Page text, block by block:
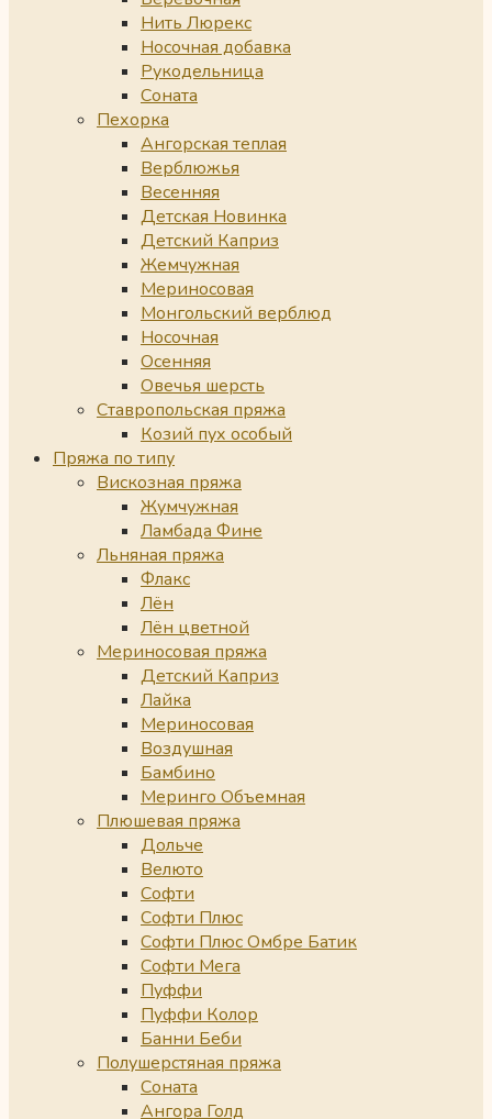
Нить Люрекс
Носочная добавка
Рукодельница
Соната
Пехорка
Ангорская теплая
Верблюжья
Весенняя
Детская Новинка
Детский Каприз
Жемчужная
Мериносовая
Монгольский верблюд
Носочная
Осенняя
Овечья шерсть
Ставропольская пряжа
Козий пух особый
Пряжа по типу
Вискозная пряжа
Жумчужная
Ламбада Фине
Льняная пряжа
Флакс
Лён
Лён цветной
Мериносовая пряжа
Детский Каприз
Лайка
Мериносовая
Воздушная
Бамбино
Меринго Объемная
Плюшевая пряжа
Дольче
Велюто
Софти
Софти Плюс
Софти Плюс Омбре Батик
Софти Мега
Пуффи
Пуффи Колор
Банни Беби
Полушерстяная пряжа
Соната
Ангора Голд